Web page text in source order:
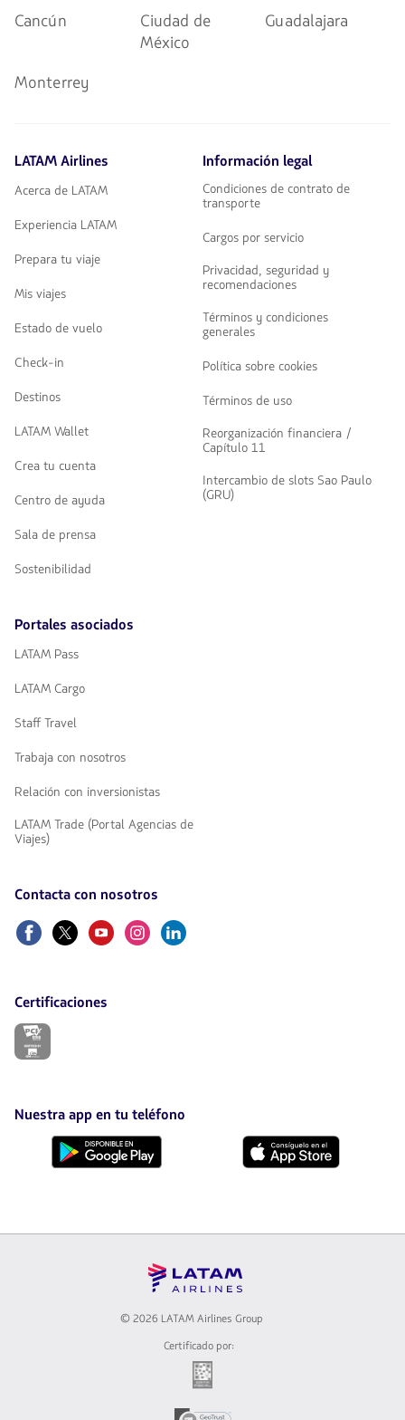
Cancún
Ciudad de
México
Guadalajara
Monterrey
LATAM Airlines
Acerca de LATAM
Experiencia LATAM
Prepara tu viaje
Mis viajes
Estado de vuelo
Check-in
Destinos
LATAM Wallet
Crea tu cuenta
Centro de ayuda
Sala de prensa
Sostenibilidad
Información legal
Condiciones de contrato de
transporte
Cargos por servicio
Privacidad, seguridad y
recomendaciones
Términos y condiciones
generales
Política sobre cookies
Términos de uso
Reorganización financiera /
Capítulo 11
Intercambio de slots Sao Paulo
(GRU)
Portales asociados
LATAM Pass
LATAM Cargo
Staff Travel
Trabaja con nosotros
Relación con inversionistas
LATAM Trade (Portal Agencias de
Viajes)
Contacta con nosotros
FacebookTwitterYoutubeInstagram
Linkedin
Certificaciones
El
nueva
pestaña.
Nuestra app en tu teléfono
Descárgala
Descárgala
© 2026 LATAM Airlines Group
Certificado por:
El